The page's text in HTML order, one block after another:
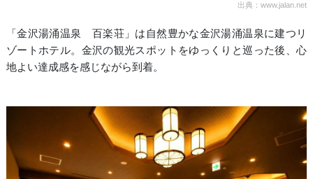
出典：www.jalan.net
「金沢湯涌温泉 百楽荘」は自然豊かな金沢湯涌温泉に建つリ
ゾートホテル。金沢の観光スポットをゆっくりと巡った後、心
地よい達成感を感じながら到着。